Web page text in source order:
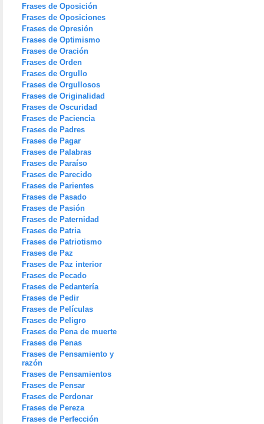
Frases de Oposición
Frases de Oposiciones
Frases de Opresión
Frases de Optimismo
Frases de Oración
Frases de Orden
Frases de Orgullo
Frases de Orgullosos
Frases de Originalidad
Frases de Oscuridad
Frases de Paciencia
Frases de Padres
Frases de Pagar
Frases de Palabras
Frases de Paraíso
Frases de Parecido
Frases de Parientes
Frases de Pasado
Frases de Pasión
Frases de Paternidad
Frases de Patria
Frases de Patriotismo
Frases de Paz
Frases de Paz interior
Frases de Pecado
Frases de Pedantería
Frases de Pedir
Frases de Películas
Frases de Peligro
Frases de Pena de muerte
Frases de Penas
Frases de Pensamiento y
razón
Frases de Pensamientos
Frases de Pensar
Frases de Perdonar
Frases de Pereza
Frases de Perfección